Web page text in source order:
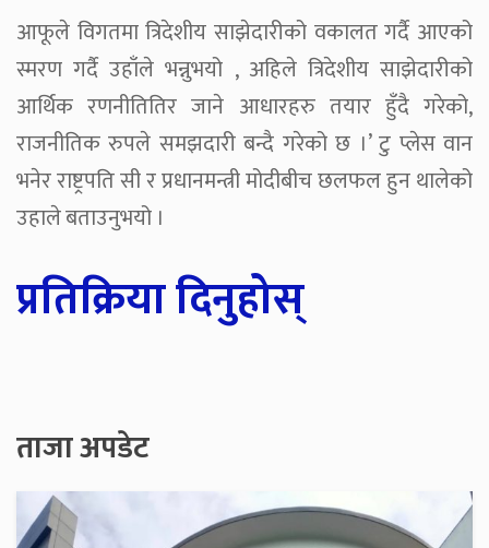
आफूले विगतमा त्रिदेशीय साझेदारीको वकालत गर्दै आएको
स्मरण गर्दै उहाँले भन्नुभयो , अहिले त्रिदेशीय साझेदारीको
आर्थिक रणनीतितिर जाने आधारहरु तयार हुँदै गरेको,
राजनीतिक रुपले समझदारी बन्दै गरेको छ ।’ टु प्लेस वान
भनेर राष्ट्रपति सी र प्रधानमन्त्री मोदीबीच छलफल हुन थालेको
उहाले बताउनुभयो ।
प्रतिक्रिया दिनुहोस्
ताजा अपडेट